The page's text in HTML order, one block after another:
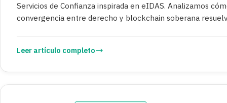
Servicios de Confianza inspirada en eIDAS. Analizamos
convergencia entre derecho y blockchain soberana
Leer artículo completo